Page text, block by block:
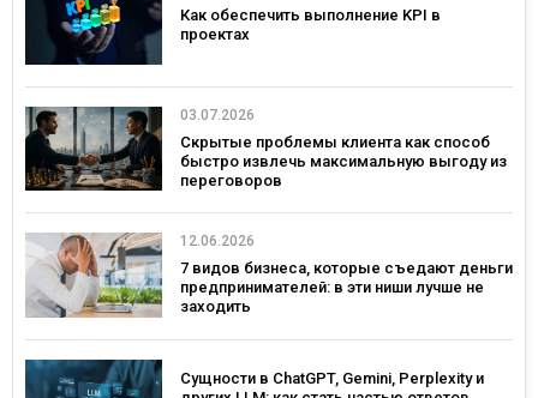
Как обеспечить выполнение KPI в
проектах
03.07.2026
Скрытые проблемы клиента как способ
быстро извлечь максимальную выгоду из
переговоров
12.06.2026
7 видов бизнеса, которые съедают деньги
предпринимателей: в эти ниши лучше не
заходить
Сущности в ChatGPT, Gemini, Perplexity и